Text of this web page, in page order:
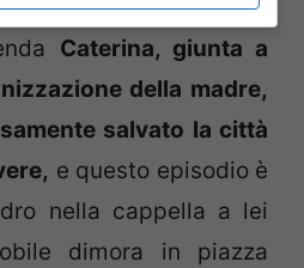
Caterina, giunta a
della madre,
salvato la città
e questo episodio è
nella cappella a lei
dimora in piazza